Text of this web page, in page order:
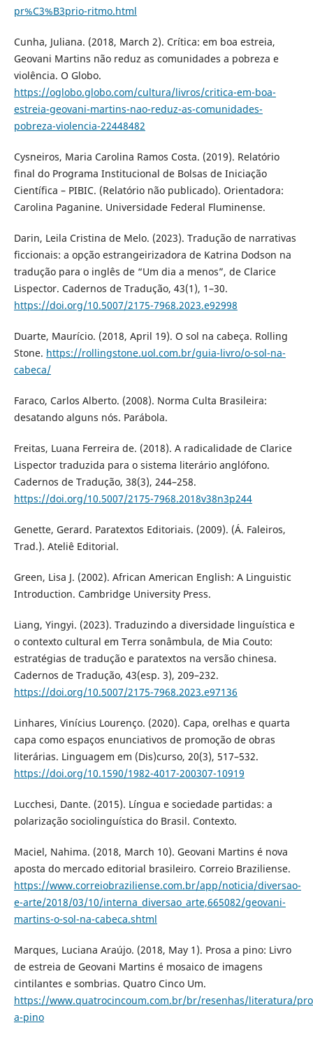
pr%C3%B3prio-ritmo.html
Cunha, Juliana. (2018, March 2). Crítica: em boa estreia,
Geovani Martins não reduz as comunidades a pobreza e
violência. O Globo.
https://oglobo.globo.com/cultura/livros/critica-em-boa-
estreia-geovani-martins-nao-reduz-as-comunidades-
pobreza-violencia-22448482
Cysneiros, Maria Carolina Ramos Costa. (2019). Relatório
final do Programa Institucional de Bolsas de Iniciação
Científica – PIBIC. (Relatório não publicado). Orientadora:
Carolina Paganine. Universidade Federal Fluminense.
Darin, Leila Cristina de Melo. (2023). Tradução de narrativas
ficcionais: a opção estrangeirizadora de Katrina Dodson na
tradução para o inglês de “Um dia a menos”, de Clarice
Lispector. Cadernos de Tradução, 43(1), 1–30.
https://doi.org/10.5007/2175-7968.2023.e92998
Duarte, Maurício. (2018, April 19). O sol na cabeça. Rolling
Stone. https://rollingstone.uol.com.br/guia-livro/o-sol-na-
cabeca/
Faraco, Carlos Alberto. (2008). Norma Culta Brasileira:
desatando alguns nós. Parábola.
Freitas, Luana Ferreira de. (2018). A radicalidade de Clarice
Lispector traduzida para o sistema literário anglófono.
Cadernos de Tradução, 38(3), 244–258.
https://doi.org/10.5007/2175-7968.2018v38n3p244
Genette, Gerard. Paratextos Editoriais. (2009). (Á. Faleiros,
Trad.). Ateliê Editorial.
Green, Lisa J. (2002). African American English: A Linguistic
Introduction. Cambridge University Press.
Liang, Yingyi. (2023). Traduzindo a diversidade linguística e
o contexto cultural em Terra sonâmbula, de Mia Couto:
estratégias de tradução e paratextos na versão chinesa.
Cadernos de Tradução, 43(esp. 3), 209–232.
https://doi.org/10.5007/2175-7968.2023.e97136
Linhares, Vinícius Lourenço. (2020). Capa, orelhas e quarta
capa como espaços enunciativos de promoção de obras
literárias. Linguagem em (Dis)curso, 20(3), 517–532.
https://doi.org/10.1590/1982-4017-200307-10919
Lucchesi, Dante. (2015). Língua e sociedade partidas: a
polarização sociolinguística do Brasil. Contexto.
Maciel, Nahima. (2018, March 10). Geovani Martins é nova
aposta do mercado editorial brasileiro. Correio Braziliense.
https://www.correiobraziliense.com.br/app/noticia/diversao-
e-arte/2018/03/10/interna_diversao_arte,665082/geovani-
martins-o-sol-na-cabeca.shtml
Marques, Luciana Araújo. (2018, May 1). Prosa a pino: Livro
de estreia de Geovani Martins é mosaico de imagens
cintilantes e sombrias. Quatro Cinco Um.
https://www.quatrocincoum.com.br/br/resenhas/literatura/
a-pino